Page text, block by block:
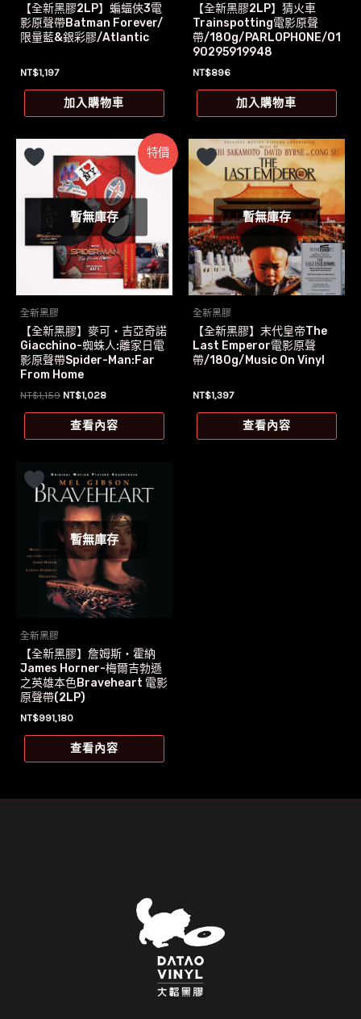
【全新黑膠2LP】蝙蝠俠3電
影原聲帶Batman Forever/
限量藍&銀彩膠/Atlantic
NT$1,197
加入購物車
【全新黑膠2LP】猜火車
Trainspotting電影原聲
帶/180g/PARLOPHONE/01
90295919948
NT$896
加入購物車
特價
暫無庫存
全新黑膠
【全新黑膠】麥可‧吉亞奇諾
Giacchino-蜘蛛人:離家日電
影原聲帶Spider-Man:Far
From Home
NT$1,159 原
價
格：
NT$1,028目
價
格：
查看內容
暫無庫存
全新黑膠
【全新黑膠】末代皇帝The
Last Emperor電影原聲
帶/180g/Music On Vinyl
NT$1,397
查看內容
暫無庫存
全新黑膠
【全新黑膠】詹姆斯‧霍納
James Horner-梅爾吉勃遜
之英雄本色Braveheart 電影
原聲帶(2LP)
NT$991,180
查看內容